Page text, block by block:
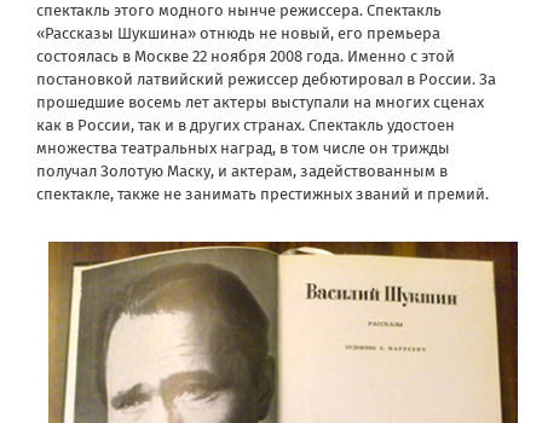
спектакль этого модного нынче режиссера. Спектакль
«Рассказы Шукшина» отнюдь не новый, его премьера
состоялась в Москве 22 ноября 2008 года. Именно с этой
постановкой латвийский режиссер дебютировал в России. За
прошедшие восемь лет актеры выступали на многих сценах
как в России, так и в других странах. Спектакль удостоен
множества театральных наград, в том числе он трижды
получал Золотую Маску, и актерам, задействованным в
спектакле, также не занимать престижных званий и премий.